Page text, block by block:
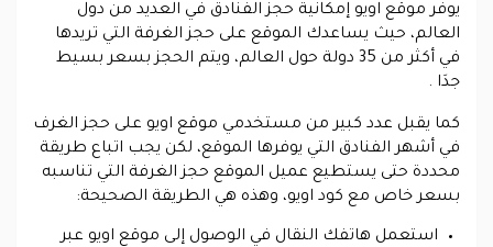
يوفر موقع اويو إمكانية حجز الفنادق في العديد من دول
العالم، حيث يساعدك الموقع على حجز الغرفة التي تريدها
في أكثر من 35 دولة حول العالم، ويتم الحجز بسعر بسيط
جدَا .
كما يقبل عدد كبير من مستخدمي موقع اويو على حجز الغرف
في أشهر الفنادق التي يوفرها الموقع، لكن يجب اتباع طريقة
محددة حتى يستطيع عميل الموقع حجز الغرفة التي تناسبه
بسعر خاص مع كود اويو، وهذه هي الطريقة الصحيحة:
استعمل هاتفك النقال في الوصول إلى موقع اويو عبر